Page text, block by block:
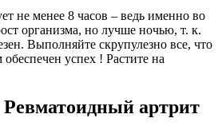
не менее 8 часов – ведь именно во
организма, но лучше ночью, т. к.
Выполняйте скрупулезно все, что
успех ! Растите на
Ревматоидный артрит